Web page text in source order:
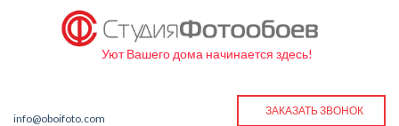
Уют Вашего дома начинается здесь!
info@oboifoto.com
ЗАКАЗАТЬ ЗВОНОК